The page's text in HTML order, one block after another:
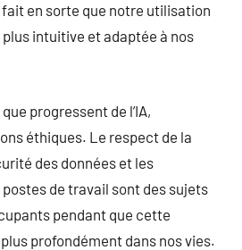
fait en sorte que notre utilisation
intuitive et adaptée à nos
progressent de l’IA,
éthiques. Le respect de la
des données et les
de travail sont des sujets
pendant que cette
profondément dans nos vies.